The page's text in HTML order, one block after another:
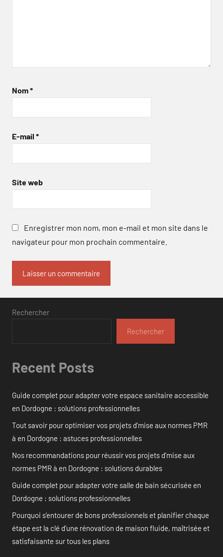
Nom*
E-mail *
Site web
Enregistrer mon nom, mon e-mail et mon site dans le
navigateur pour mon prochain commentaire.
Rechercher
Rechercher
Recent Posts
Guide complet pour adapter votre espace sanitaire accessible
en Dordogne : solutions professionnelles
Tout savoir pour optimiser vos projets d’mise aux normes PMR
à en Dordogne : astuces professionnelles
Nos recommandations pour réussir vos projets d’mise aux
normes PMR à en Dordogne : solutions durables
Guide complet pour adapter votre salle de bain sécurisée en
Dordogne : solutions professionnelles
Pourquoi s’entourer de bons professionnels et planifier chaque
étape est la clé d’une rénovation de maison fluide, maîtrisée et
satisfaisante sur tous les plans